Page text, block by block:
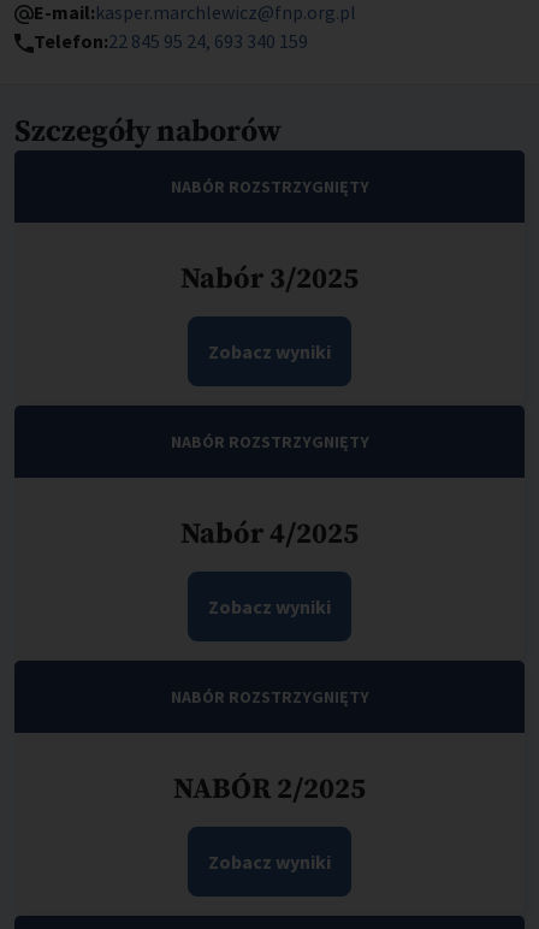
E-mail:kasper.marchlewicz@fnp.org.pl
Telefon:22 845 95 24 693 340 159
Szczegóły naborów
NABÓR ROZSTRZYGNIĘTY
Nabór 3/2025
Zobacz wyniki
NABÓR ROZSTRZYGNIĘTY
Nabór 4/2025
Zobacz wyniki
NABÓR ROZSTRZYGNIĘTY
NABÓR 2/2025
Zobacz wyniki